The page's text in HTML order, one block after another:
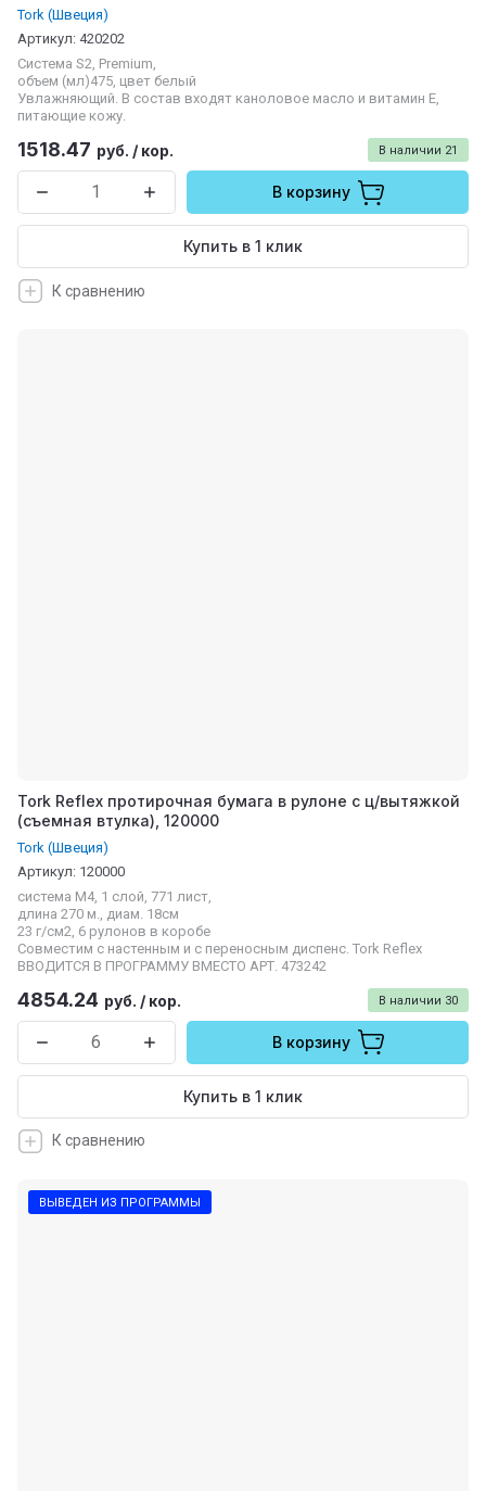
Tork (Швеция)
Артикул: 420202
Система S2, Premium,
объем (мл)475, цвет белый
Увлажняющий. В состав входят каноловое масло и витамин E,
питающие кожу.
В наличии 21
1518.47 руб. / кор.
В корзину
Купить в 1 клик
К сравнению
Tork Reflex протирочная бумага в рулоне с ц/вытяжкой
(съемная втулка), 120000
Tork (Швеция)
Артикул: 120000
система M4, 1 слой, 771 лист,
длина 270 м., диам. 18см
23 г/см2, 6 рулонов в коробе
Совместим с настенным и с переносным диспенс. Tork Reflex
ВВОДИТСЯ В ПРОГРАММУ ВМЕСТО АРТ. 473242
В наличии 30
4854.24 руб. / кор.
В корзину
Купить в 1 клик
К сравнению
ВЫВЕДЕН ИЗ ПРОГРАММЫ